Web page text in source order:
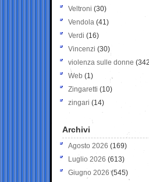
Veltroni (30)
Vendola (41)
Verdi (16)
Vincenzi (30)
violenza sulle donne
Web (1)
Zingaretti (10)
zingari (14)
Archivi
Agosto 2026 (169)
Luglio 2026 (613)
Giugno 2026 (545)